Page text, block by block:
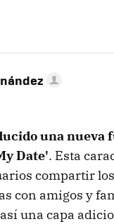
una nueva
Date'. Esta
compartir
con amigos y
una capa